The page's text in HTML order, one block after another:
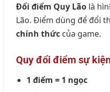
Đổi điểm Quy Lão là
Lão. Điểm dùng để đổi
chính thức của game.
Quy đổi điểm sự
1 điểm = 1 ngọc